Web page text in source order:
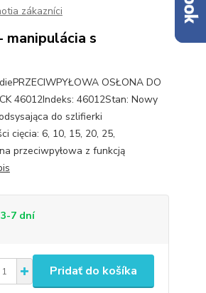
zákazníci
s
OSŁONA DO
46012Indeks: 46012Stan: Nowy
do szlifierki
cięcia: 6, 10, 15, 20, 25,
przeciwpyłowa z funkcją
7 dní
Pridať do košíka